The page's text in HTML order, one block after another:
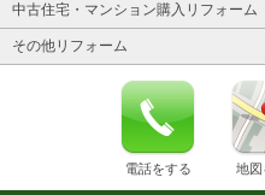
中古住宅・マンション購入リフォーム
その他リフォーム
電話をする 地図